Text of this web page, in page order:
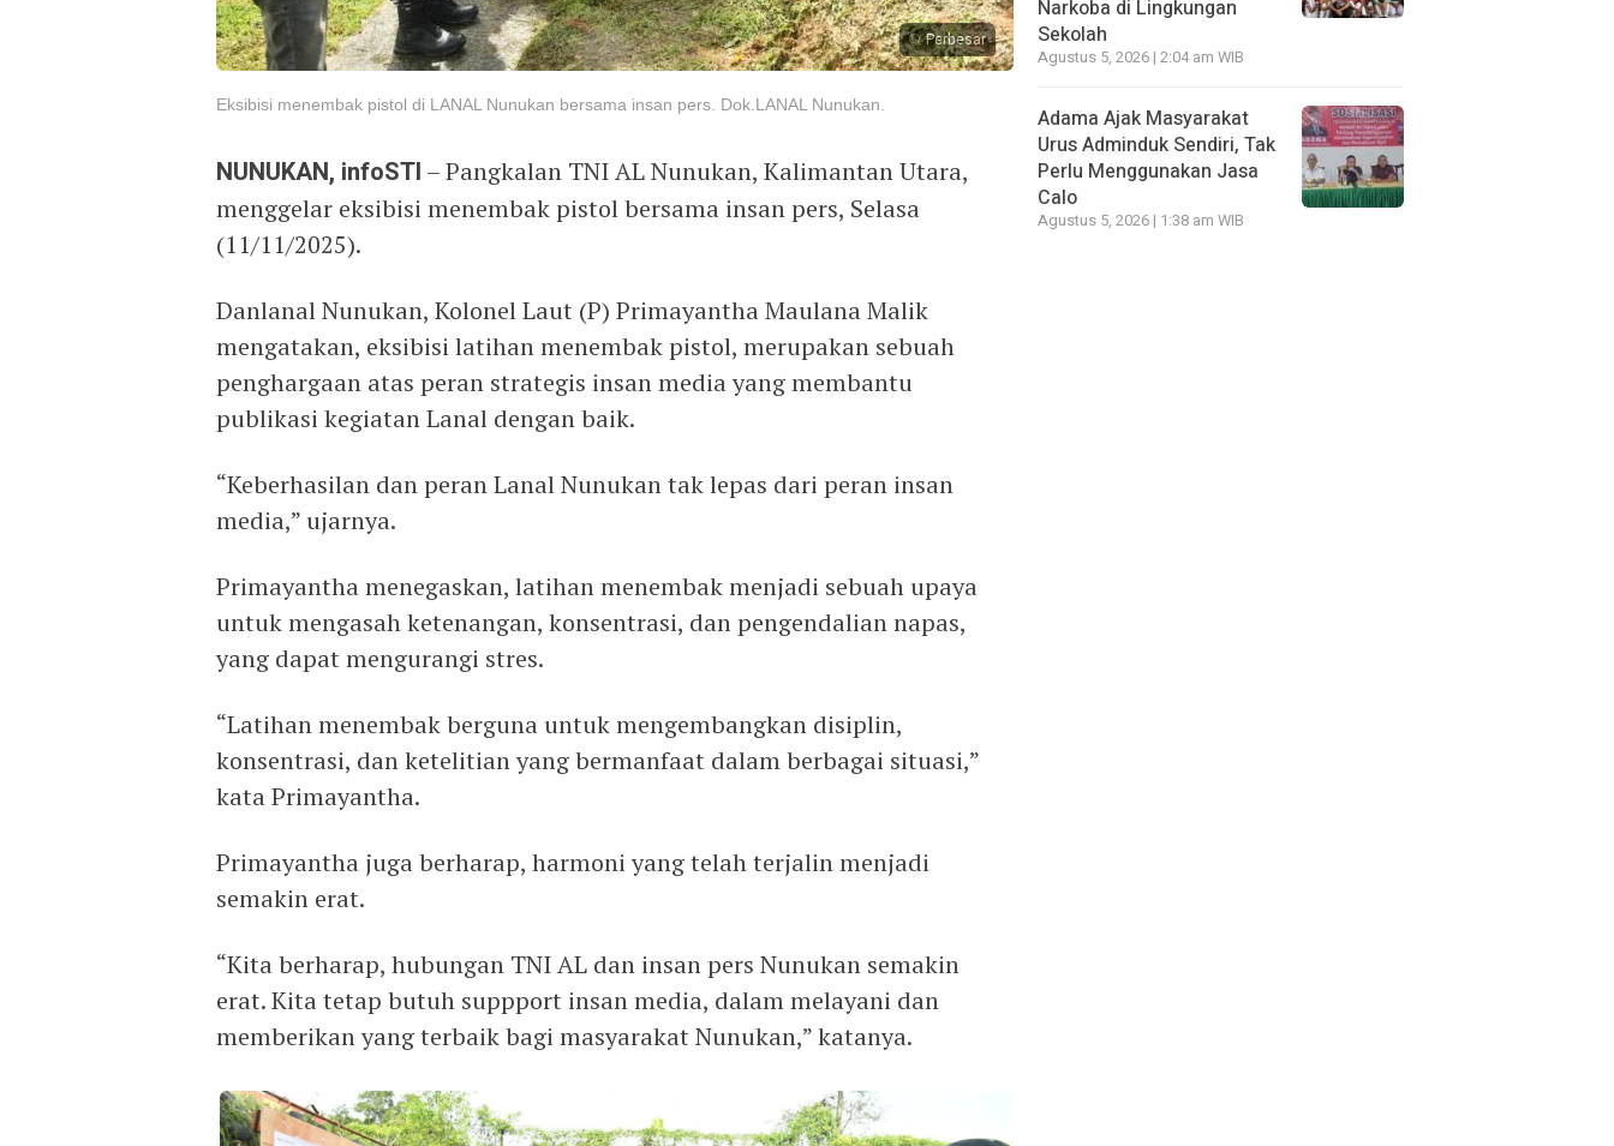
Perbesar
Eksibisi menembak pistol di LANAL Nunukan bersama insan pers. Dok.LANAL Nunukan.
NUNUKAN, infoSTI – Pangkalan TNI AL Nunukan, Kalimantan Utara,
menggelar eksibisi menembak pistol bersama insan pers, Selasa
(11/11/2025).
Danlanal Nunukan, Kolonel Laut (P) Primayantha Maulana Malik
mengatakan, eksibisi latihan menembak pistol, merupakan sebuah
penghargaan atas peran strategis insan media yang membantu
publikasi kegiatan Lanal dengan baik.
“Keberhasilan dan peran Lanal Nunukan tak lepas dari peran insan
media,” ujarnya.
Primayantha menegaskan, latihan menembak menjadi sebuah upaya
untuk mengasah ketenangan, konsentrasi, dan pengendalian napas,
yang dapat mengurangi stres.
“Latihan menembak berguna untuk mengembangkan disiplin,
konsentrasi, dan ketelitian yang bermanfaat dalam berbagai situasi,”
kata Primayantha.
Primayantha juga berharap, harmoni yang telah terjalin menjadi
semakin erat.
“Kita berharap, hubungan TNI AL dan insan pers Nunukan semakin
erat. Kita tetap butuh suppport insan media, dalam melayani dan
memberikan yang terbaik bagi masyarakat Nunukan,” katanya.
Narkoba di Lingkungan
Sekolah
Agustus 5, 2026 | 2:04 am WIB
Adama Ajak Masyarakat
Urus Adminduk Sendiri, Tak
Perlu Menggunakan Jasa
Calo
Agustus 5, 2026 | 1:38 am WIB